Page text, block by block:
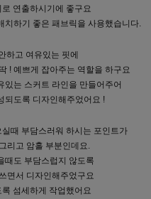
연출하시기에 좋구요
치하기 좋은 패브릭을 사용했습니다.
하고 여유있는 핏에
! 예쁘게 잡아주는 역할을 하구요
있는 스커트 라인을 만들어주어
되도록 디자인해주었어요 !
때 부담스러워 하시는 포인트가
리고 암홀 부분인데요.
때도 부담스럽지 않도록
면서 디자인해주었구요
섬세하게 작업했어요